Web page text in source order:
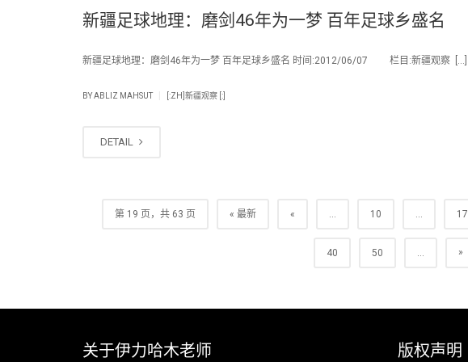
新疆足球地理：磨剑46年为一梦 百年足球乡盛名
新疆足球地理：磨剑46年为一梦 百年足球乡盛名 时间:2012/06/07 栏目:新疆观察 […]
BYABLIZ MAHSUT [:ZH]新疆观察 [:]
DETAIL
第 19 页，共 63 页 « 最新 « ... 10 ... 17
40 50 ... »
关于伊力哈木老师 版权声明